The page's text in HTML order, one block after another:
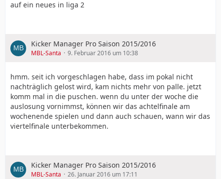
auf ein neues in liga 2
Kicker Manager Pro Saison 2015/2016
MBL-Santa 9. Februar 2016 um 10:38
hmm. seit ich vorgeschlagen habe, dass im pokal nicht
nachträglich gelost wird, kam nichts mehr von palle. jetzt
komm mal in die puschen. wenn du unter der woche die
auslosung vornimmst, können wir das achtelfinale am
wochenende spielen und dann auch schauen, wann wir das
viertelfinale unterbekommen.
Kicker Manager Pro Saison 2015/2016
MBL-Santa 26. Januar 2016 um 17:11